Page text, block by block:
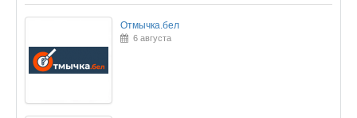
Отмычка.бел
6 августа